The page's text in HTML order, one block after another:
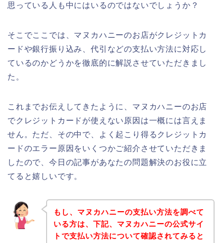
思っている人も中にはいるのではないでしょうか？
そこでここでは、マヌカハニーのお店がクレジットカ
ードや銀行振り込み、代引などの支払い方法に対応し
ているのかどうかを徹底的に解説させていただきまし
た。
これまでお伝えしてきたように、マヌカハニーのお店
でクレジットカードが使えない原因は一概には言えま
せん。ただ、その中で、よく起こり得るクレジットカ
ードのエラー原因をいくつかご紹介させていただきま
したので、今日の記事があなたの問題解決のお役に立
てると嬉しいです。
もし、マヌカハニーの支払い方法を調べて
いる方は、下記、マヌカハニーの公式サイ
トで支払い方法について確認されてみると